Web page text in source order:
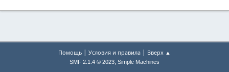
Помощь | Условия и правила | Вверх ▲
SMF 2.1.4 © 2023, Simple Machines